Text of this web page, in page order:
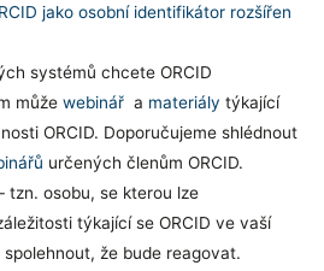
jako osobní identifikátor rozšířen
systémů chcete ORCID
může webinář a materiály týkající
ORCID. Doporučujeme shlédnout
určených členům ORCID.
tzn. osobu, se kterou lze
týkající se ORCID ve vaší
že bude reagovat.